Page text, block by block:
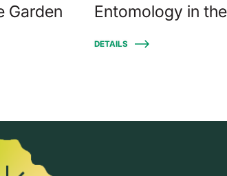
Garden
Entomology in
DETAILS